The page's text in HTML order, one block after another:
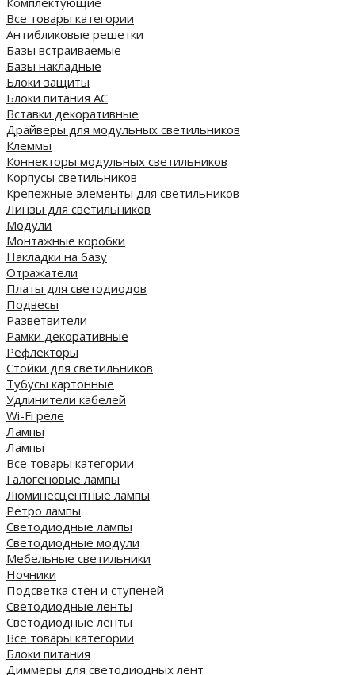
Все товары категории
Антибликовые решетки
Базы встраиваемые
Базы накладные
Блоки защиты
Блоки питания AC
Вставки декоративные
Драйверы для модульных светильников
Клеммы
Коннекторы модульных светильников
Корпусы светильников
Крепежные элементы для светильников
Линзы для светильников
Модули
Монтажные коробки
Накладки на базу
Отражатели
Платы для светодиодов
Подвесы
Разветвители
Рамки декоративные
Рефлекторы
Стойки для светильников
Тубусы картонные
Удлинители кабелей
Wi-Fi реле
Лампы
Лампы
Все товары категории
Галогеновые лампы
Люминесцентные лампы
Ретро лампы
Светодиодные лампы
Светодиодные модули
Мебельные светильники
Ночники
Подсветка стен и ступеней
Светодиодные ленты
Светодиодные ленты
Все товары категории
Блоки питания
Диммеры для светодиодных лент